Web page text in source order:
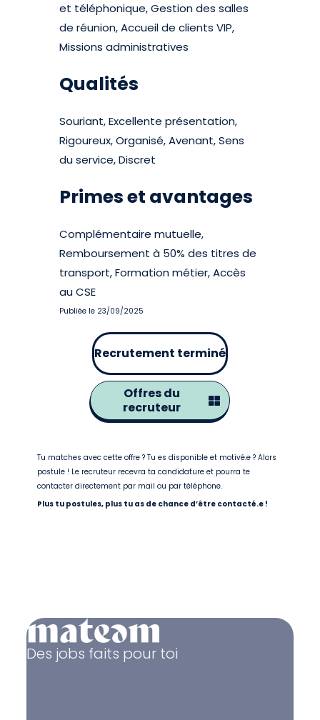
et téléphonique, Gestion des salles
de réunion, Accueil de clients VIP,
Missions administratives
Qualités
Souriant, Excellente présentation,
Rigoureux, Organisé, Avenant, Sens
du service, Discret
Primes et avantages
Complémentaire mutuelle,
Remboursement à 50% des titres de
transport, Formation métier, Accès
au CSE
Publiée le 23/09/2025
Recrutement terminé
Offres du
recruteur
Tu matches avec cette offre ? Tu es disponible et motivé.e ? Alors
postule ! Le recruteur recevra ta candidature et pourra te
contacter directement par mail ou par téléphone.
Plus tu postules, plus tu as de chance d’être contacté.e !
Des jobs faits pour toi